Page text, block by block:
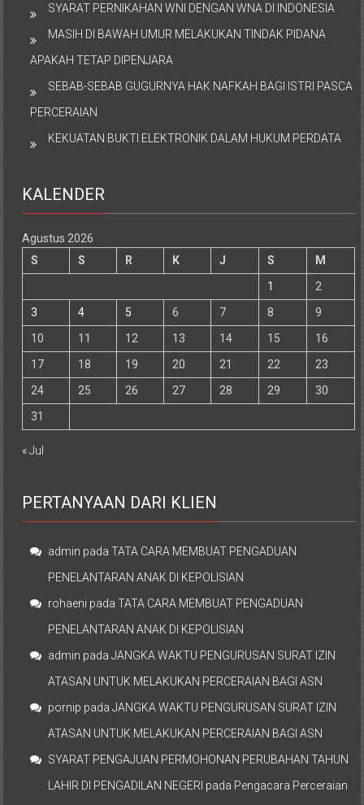
SYARAT PERNIKAHAN WNI DENGAN WNA DI INDONESIA
MASIH DI BAWAH UMUR MELAKUKAN TINDAK PIDANA
APAKAH TETAP DIPENJARA
SEBAB-SEBAB GUGURNYA HAK NAFKAH BAGI ISTRI PASCA
PERCERAIAN
KEKUATAN BUKTI ELEKTRONIK DALAM HUKUM PERDATA
KALENDER
Agustus 2026
S
S R K J S
M
1
2
3
4 5 6 7 8
9
10
11 12 13 14 15
16
17
18 19 20 21 22
23
24
25 26 27 28 29
30
31
« Jul
PERTANYAAN DARI KLIEN
admin padaTATA CARA MEMBUAT PENGADUAN
PENELANTARAN ANAK DI KEPOLISIAN
rohaeni padaTATA CARA MEMBUAT PENGADUAN
PENELANTARAN ANAK DI KEPOLISIAN
admin padaJANGKA WAKTU PENGURUSAN SURAT IZIN
ATASAN UNTUK MELAKUKAN PERCERAIAN BAGI ASN
pornip padaJANGKA WAKTU PENGURUSAN SURAT IZIN
ATASAN UNTUK MELAKUKAN PERCERAIAN BAGI ASN
SYARAT PENGAJUAN PERMOHONAN PERUBAHAN TAHUN
LAHIR DI PENGADILAN NEGERI pada Pengacara Perceraian